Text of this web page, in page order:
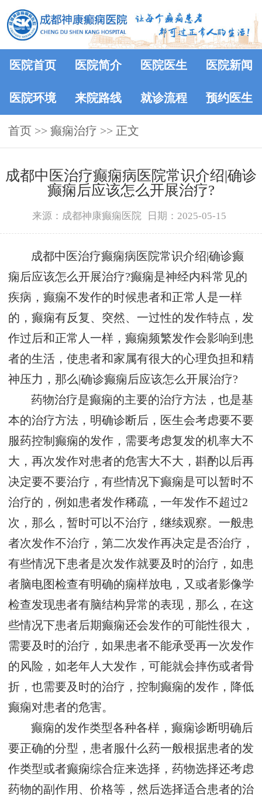
医院首页 医院简介 医院医生 医院新闻
医院环境 来院路线 就诊流程 预约医生
首页 >> 癫痫治疗 >> 正文
成都中医治疗癫痫病医院常识介绍|确诊
癫痫后应该怎么开展治疗?
来源：成都神康癫痫医院 日期：2025-05-15
成都中医治疗癫痫病医院常识介绍|确诊癫
痫后应该怎么开展治疗?癫痫是神经内科常见的
疾病，癫痫不发作的时候患者和正常人是一样
的，癫痫有反复、突然、一过性的发作特点，发
作过后和正常人一样，癫痫频繁发作会影响到患
者的生活，使患者和家属有很大的心理负担和精
神压力，那么|确诊癫痫后应该怎么开展治疗?
药物治疗是癫痫的主要的治疗方法，也是基
本的治疗方法，明确诊断后，医生会考虑要不要
服药控制癫痫的发作，需要考虑复发的机率大不
大，再次发作对患者的危害大不大，斟酌以后再
决定要不要治疗，有些情况下癫痫是可以暂时不
治疗的，例如患者发作稀疏，一年发作不超过2
次，那么，暂时可以不治疗，继续观察。一般患
者次发作不治疗，第二次发作再决定是否治疗，
有些情况下患者是次发作就要及时的治疗，如患
者脑电图检查有明确的痫样放电，又或者影像学
检查发现患者有脑结构异常的表现，那么，在这
些情况下患者后期癫痫还会发作的可能性很大，
需要及时的治疗，如果患者不能承受再一次发作
的风险，如老年人大发作，可能就会摔伤或者骨
折，也需要及时的治疗，控制癫痫的发作，降低
癫痫对患者的危害。
癫痫的发作类型各种各样，癫痫诊断明确后
要正确的分型，患者服什么药一般根据患者的发
作类型或者癫痫综合症来选择，药物选择还考虑
药物的副作用、价格等，然后选择适合患者的治